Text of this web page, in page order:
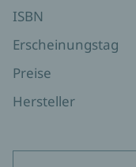
ISBN
Erscheinungstag
Preise
Hersteller